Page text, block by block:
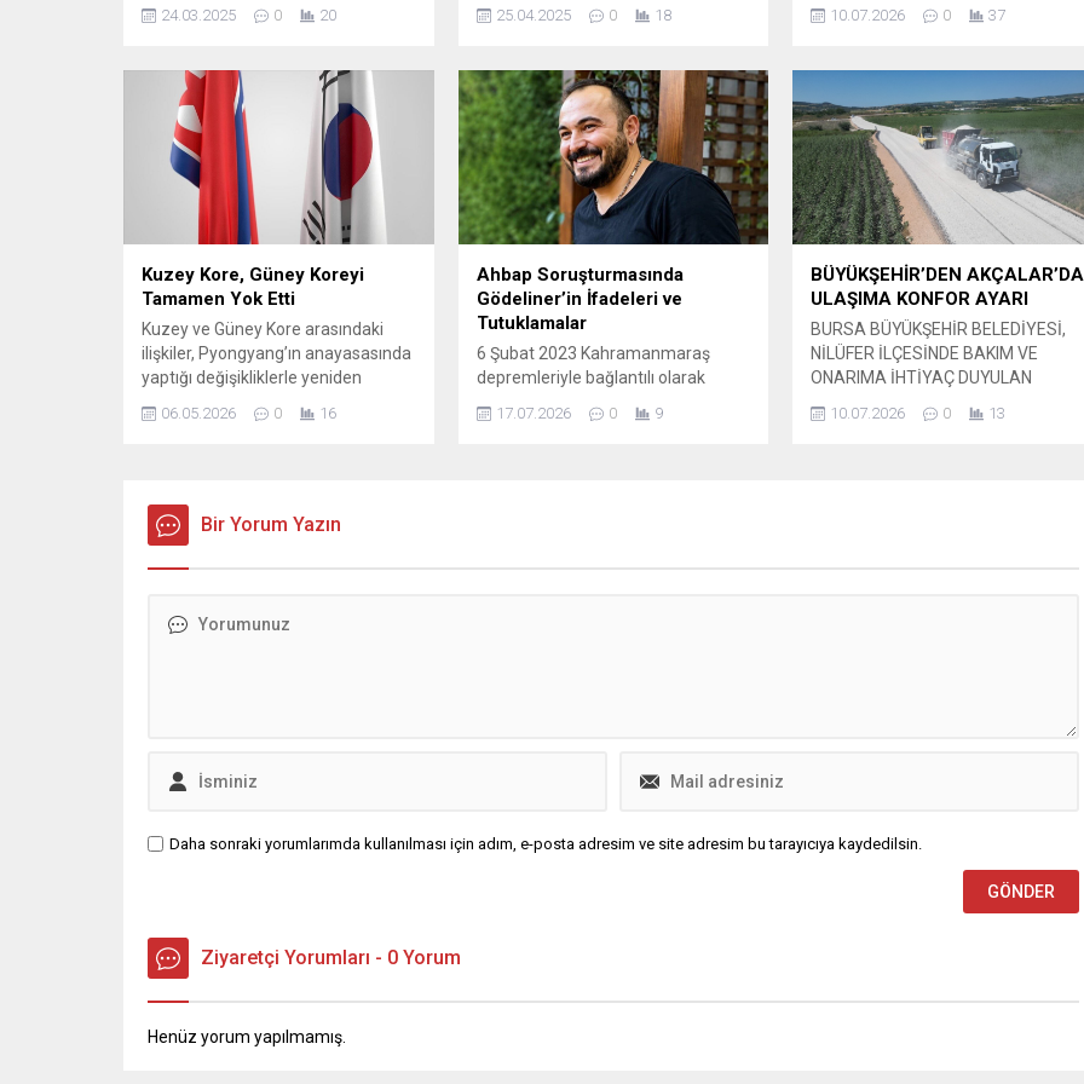
hesaplanacağını merak ediyor. Peki
hakları neler? Ramazan
Bayramı'nda bir asgari ücretlinin
mesai ücreti ne kadar olacak? İşte
bayram mesaisine dair tüm
detaylar...
24.03.2025 0 20
ABD'den ithal edilen ürünlerden
vergilerinden muafiyet
sağlanmasını onayladı.
25.04.2025 0 18
Atatürk Kongre ve Kültür Merkezi
gerçekleştirilecek 93. Olağan Genel
Kurulu öncesinde, başkanlık
seçimine ilişkin kulisler
hareketlenmeye başladı. Sivil
toplum çevrelerinde, hayvan hakları
platformlarında ve...
10.07.2026 0 37
Kuzey Kore, Güney Koreyi
Tamamen Yok Etti
Kuzey ve Güney Kore arasındaki
ilişkiler, Pyongyang’ın anayasasında
yaptığı değişikliklerle yeniden
gündemde. Birleşme hedefini
açıkça ifade eden madde
topraklarını kuzeyde Çin ve Rusya,
güneyde ise Kore Cumhuriyeti’ni
kapsayacak şekilde tanımlıyor. Bu
geleceğine...
06.05.2026 0 16
Ahbap Soruşturmasında
Gödeliner’in İfadeleri ve
Tutuklamalar
6 Şubat 2023 Kahramanmaraş
depremleriyle bağlantılı olarak
toplanan bağış paralarına ilişkin
yürütülen soruşturma kapsamında
yüksek hacimli para transferlerine
17.07.2026 0 9
BÜYÜKŞEHİR’DEN AKÇALAR’DA
ULAŞIMA KONFOR AYARI
BURSA BÜYÜKŞEHİR BELEDİYESİ,
NİLÜFER İLÇESİNDE BAKIM VE
ONARIMA İHTİYAÇ DUYULAN
YOLLARI YENİLEME
ÇALIŞMALARINA HIZ VERDİ. Bursa
Dairesi Başkanlığı tarafından 3 farklı
10.07.2026 0 13
Bir Yorum Yazın
Daha sonraki yorumlarımda kullanılması için adım, e-posta adresim ve site adresim bu tarayıcıya kaydedilsin.
Ziyaretçi Yorumları - 0 Yorum
Henüz yorum yapılmamış.